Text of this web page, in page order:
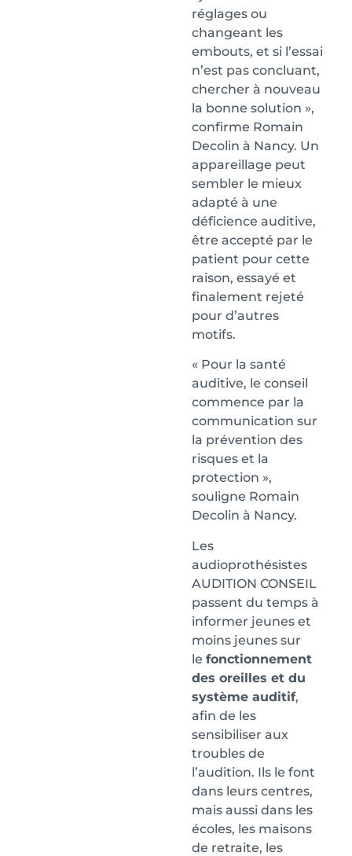
réglages ou
changeant les
embouts, et si l’essai
n’est pas concluant,
chercher à nouveau
la bonne solution »,
confirme Romain
Decolin à Nancy. Un
appareillage peut
sembler le mieux
adapté à une
déficience auditive,
être accepté par le
patient pour cette
raison, essayé et
finalement rejeté
pour d’autres
motifs.
« Pour la santé
auditive, le conseil
commence par la
communication sur
la prévention des
risques et la
protection »,
souligne Romain
Decolin à Nancy.
Les
audioprothésistes
AUDITION CONSEIL
passent du temps à
informer jeunes et
moins jeunes sur
le fonctionnement
des oreilles et du
système auditif,
afin de les
sensibiliser aux
troubles de
l’audition. Ils le font
dans leurs centres,
mais aussi dans les
écoles, les maisons
de retraite, les